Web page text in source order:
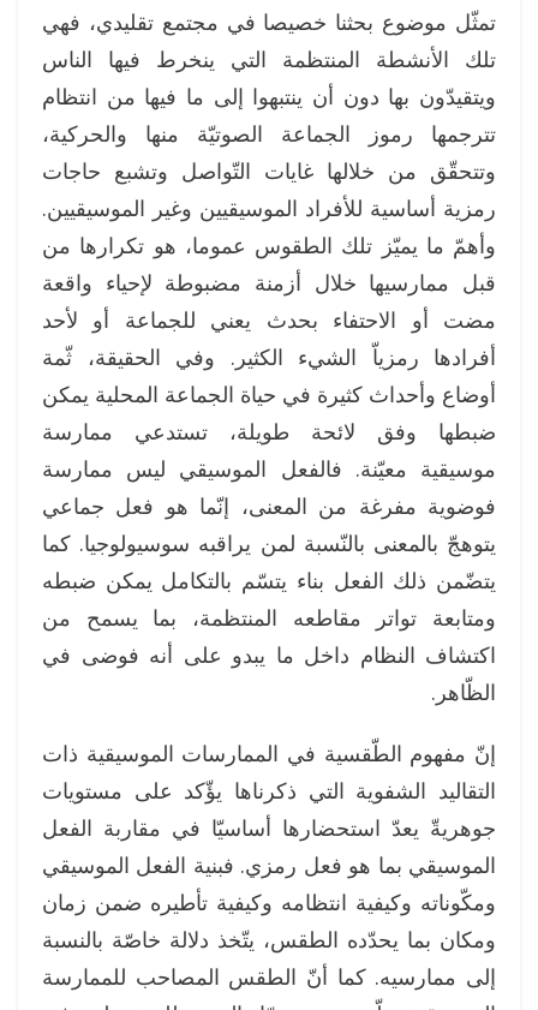
تمثّل موضوع بحثنا خصيصا في مجتمع تقليدي، فهي
تلك الأنشطة المنتظمة التي ينخرط فيها الناس
ويتقيدّون بها دون أن ينتبهوا إلى ما فيها من انتظام
تترجمها رموز الجماعة الصوتيّة منها والحركية،
وتتحقّق من خلالها غايات التّواصل وتشبع حاجات
رمزية أساسية للأفراد الموسيقيين وغير الموسيقيين.
وأهمّ ما يميّز تلك الطقوس عموما، هو تكرارها من
قبل ممارسيها خلال أزمنة مضبوطة لإحياء واقعة
مضت أو الاحتفاء بحدث يعني للجماعة أو لأحد
أفرادها رمزياّ الشيء الكثير. وفي الحقيقة، ثّمة
أوضاع وأحداث كثيرة في حياة الجماعة المحلية يمكن
ضبطها وفق لائحة طويلة، تستدعي ممارسة
موسيقية معيّنة. فالفعل الموسيقي ليس ممارسة
فوضوية مفرغة من المعنى، إنّما هو فعل جماعي
يتوهجّ بالمعنى بالنّسبة لمن يراقبه سوسيولوجيا. كما
يتضّمن ذلك الفعل بناء يتسّم بالتكامل يمكن ضبطه
ومتابعة تواتر مقاطعه المنتظمة، بما يسمح من
اكتشاف النظام داخل ما يبدو على أنه فوضى في
الظّاهر.
إنّ مفهوم الطّقسية في الممارسات الموسيقية ذات
التقاليد الشفوية التي ذكرناها يؤّكد على مستويات
جوهريةّ يعدّ استحضارها أساسيّا في مقاربة الفعل
الموسيقي بما هو فعل رمزي. فبنية الفعل الموسيقي
ومكّوناته وكيفية انتظامه وكيفية تأطيره ضمن زمان
ومكان بما يحدّده الطقس، يتّخذ دلالة خاصّة بالنسبة
إلى ممارسيه. كما أنّ الطقس المصاحب للممارسة